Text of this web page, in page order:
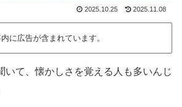
2025.10.25 2025.11.08
に広告が含まれています。
いて、懐かしさを覚える人も多いんじ